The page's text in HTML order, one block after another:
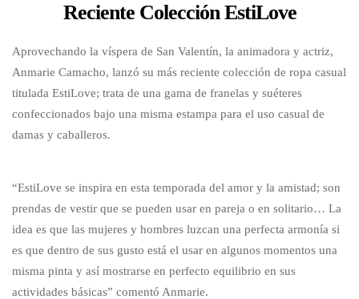
Reciente Colección EstiLove
Aprovechando la víspera de San Valentín, la animadora y actriz,
Anmarie Camacho, lanzó su más reciente colección de ropa casual
titulada EstiLove; trata de una gama de franelas y suéteres
confeccionados bajo una misma estampa para el uso casual de
damas y caballeros.
“EstiLove se inspira en esta temporada del amor y la amistad; son
prendas de vestir que se pueden usar en pareja o en solitario… La
idea es que las mujeres y hombres luzcan una perfecta armonía si
es que dentro de sus gusto está el usar en algunos momentos una
misma pinta y así mostrarse en perfecto equilibrio en sus
actividades básicas” comentó Anmarie.